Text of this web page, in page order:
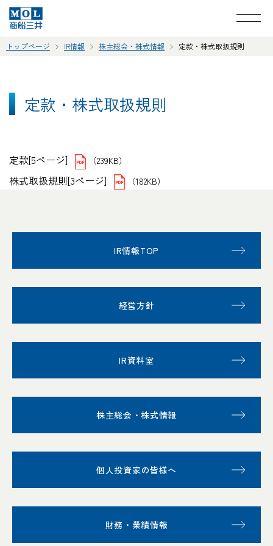
トップページ IR情報 株主総会・株式情報 定款・株式取扱規則
定款・株式取扱規則
定款[5ページ] （239KB）
株式取扱規則[3ページ] （182KB）
IR情報TOP
経営方針
IR資料室
株主総会・株式情報
個人投資家の皆様へ
財務・業績情報